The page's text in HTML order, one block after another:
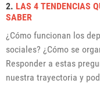
2. LAS 4 TENDENCIAS
SABER
¿Cómo funcionan los
sociales? ¿Cómo se
Responder a estas
nuestra trayectoria y